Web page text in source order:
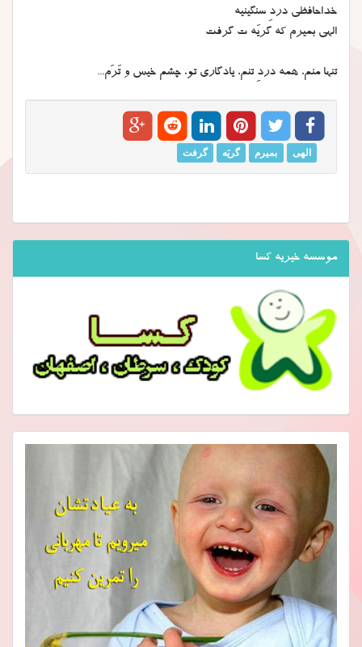
خداحافظی دردِ سنگینیه
الهی بمیرم که گریَه ت گرفت
تنها منم، همه دردِ تنم، یادگاری تو، چشم خیس و تَرَم...
الهی بمیرم گریَه گرفت
موسسه خیریه کسا